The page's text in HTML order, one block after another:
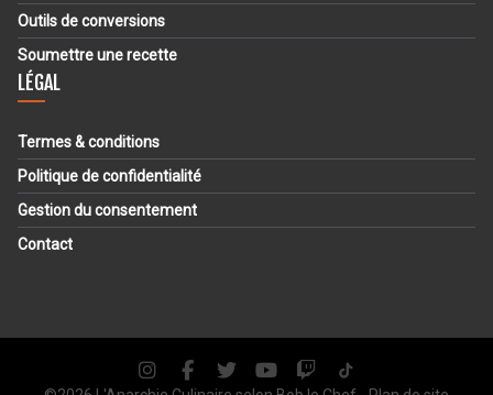
Outils de conversions
Soumettre une recette
LÉGAL
Termes & conditions
Politique de confidentialité
Gestion du consentement
Contact